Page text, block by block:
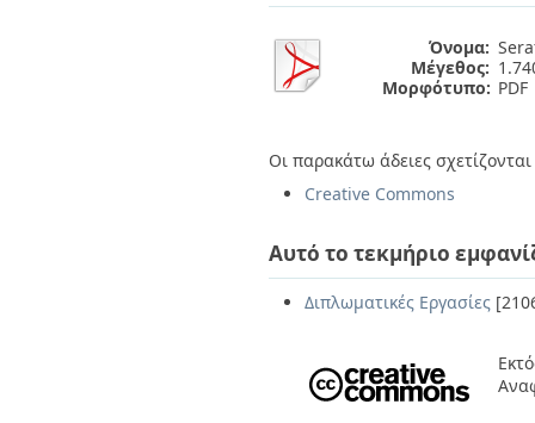
Όνομα:
Μέγεθος:
Μορφότυπο: PDF
Οι παρακάτω άδειες
Creative Commons
Αυτό το τεκμήριο
Διπλωματικές Εργασίες